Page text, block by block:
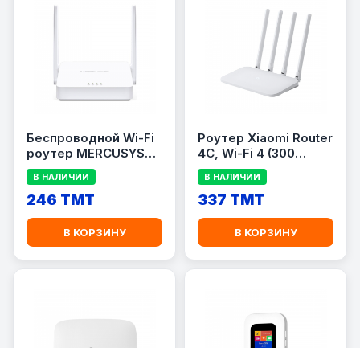
Беспроводной Wi-Fi
роутер MERCUSYS
MW302R N300
В НАЛИЧИИ
246 TMT
В КОРЗИНУ
Роутер Xiaomi Router
4C, Wi-Fi 4 (300
Мбит/с), 2.4 ГГц,
1×WAN, 2×LAN, 4
антенны, White
В НАЛИЧИИ
337 TMT
В КОРЗИНУ